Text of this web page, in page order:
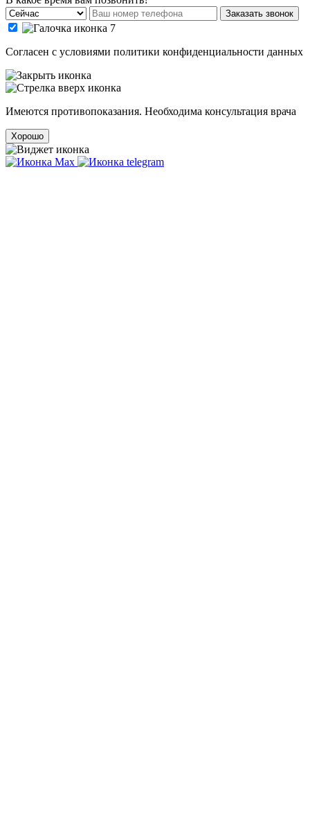
Заказать звонок
Cогласен с условиями политики конфиденциальности данных
Имеются противопоказания. Необходима консультация врача
Хорошо